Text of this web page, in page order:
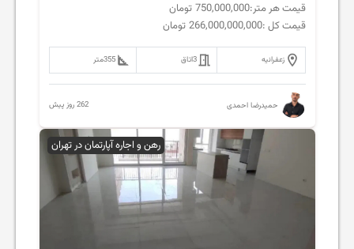
قیمت هر متر:750,000,000 تومان
قیمت کل :266,000,000,000 تومان
زعفرانیه 3اتاق 355متر
حمیدرضا احمدی 262 روز پیش
رهن و اجاره آپارتمان در تهران